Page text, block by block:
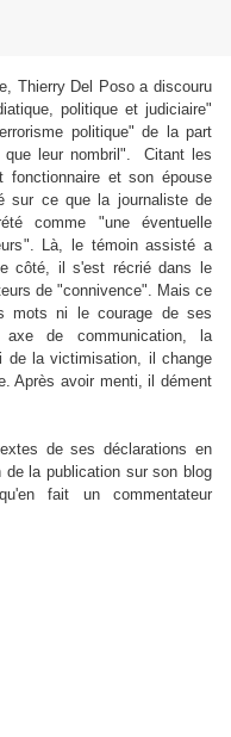
Thierry Del Poso a discouru
politique et judiciaire"
politique" de la part
que leur nombril". Citant les
fonctionnaire et son épouse
sur ce que la journaliste de
comme "une éventuelle
Là, le témoin assisté a
côté, il s'est récrié dans le
de "connivence". Mais ce
mots ni le courage de ses
de communication, la
de la victimisation, il change
Après avoir menti, il dément
de ses déclarations en
la publication sur son blog
fait un commentateur